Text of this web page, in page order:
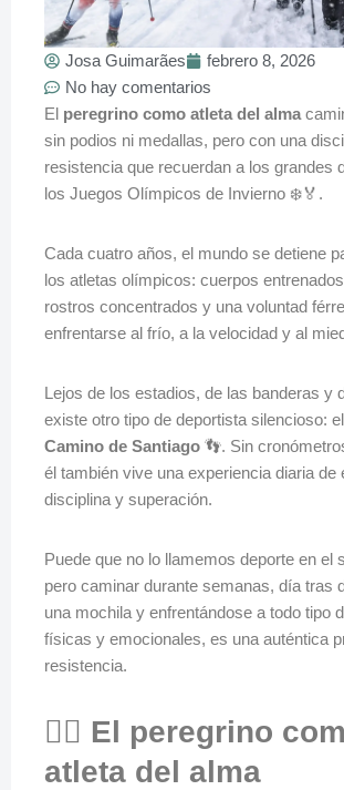
Josa Guimarães
febrero 8, 2026
No hay comentarios
El peregrino como atleta del alma
sin podios ni medallas, pero con una
resistencia que recuerdan a los grandes
los Juegos Olímpicos de Invierno ❄️🏅.
Cada cuatro años, el mundo se detiene
los atletas olímpicos: cuerpos
rostros concentrados y una voluntad
enfrentarse al frío, a la velocidad y al
Lejos de los estadios, de las banderas y
existe otro tipo de deportista silencioso: el
Camino de Santiago 👣. Sin
él también vive una experiencia diaria de
disciplina y superación.
Puede que no lo llamemos deporte en el
pero caminar durante semanas, día tras
una mochila y enfrentándose a todo tipo
físicas y emocionales, es una auténtica
resistencia.
🏃‍♂️ El peregrino
atleta del alma